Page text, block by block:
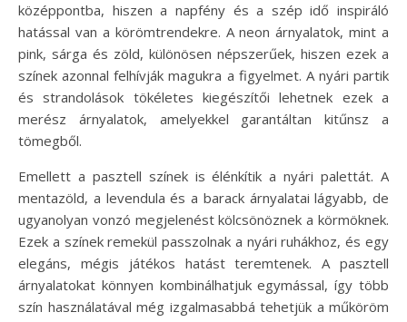
középpontba, hiszen a napfény és a szép idő inspiráló
hatással van a körömtrendekre. A neon árnyalatok, mint a
pink, sárga és zöld, különösen népszerűek, hiszen ezek a
színek azonnal felhívják magukra a figyelmet. A nyári partik
és strandolások tökéletes kiegészítői lehetnek ezek a
merész árnyalatok, amelyekkel garantáltan kitűnsz a
tömegből.
Emellett a pasztell színek is élénkítik a nyári palettát. A
mentazöld, a levendula és a barack árnyalatai lágyabb, de
ugyanolyan vonzó megjelenést kölcsönöznek a körmöknek.
Ezek a színek remekül passzolnak a nyári ruhákhoz, és egy
elegáns, mégis játékos hatást teremtenek. A pasztell
árnyalatokat könnyen kombinálhatjuk egymással, így több
szín használatával még izgalmasabbá tehetjük a műköröm